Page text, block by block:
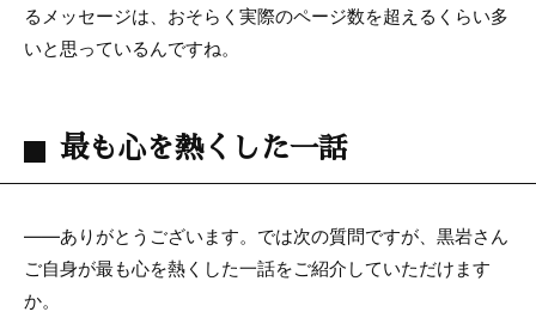
るメッセージは、おそらく実際のページ数を超えるくらい多
いと思っているんですね。
最も心を熱くした一話
――ありがとうございます。では次の質問ですが、黒岩さん
ご自身が最も心を熱くした一話をご紹介していただけます
か。